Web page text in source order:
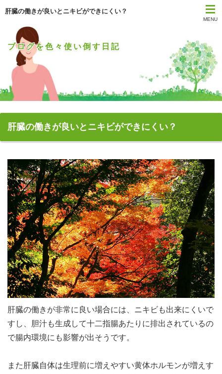
肝臓の働きが良いとニキビができにくい？
MENU
ブログを色々使い倒す日記
肝臓の働きが良いとニキビができにくい？
肝臓の働きが非常に良い場合には、ニキビも出来にくいで
すし、胆汁も生成して十二指腸あたりに排出されているの
で腸内環境にも影響が出そうです。
また肝臓自体は生理前に増えやすい黄体ホルモンが増えす